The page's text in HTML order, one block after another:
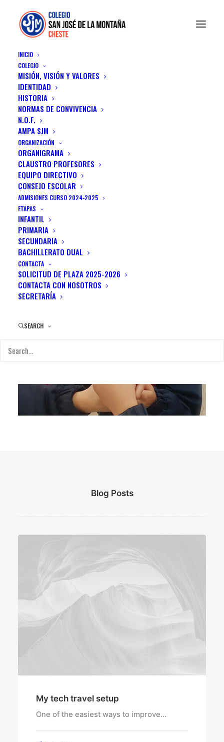
INICIO
COLEGIO
MISIÓN, VISIÓN Y VALORES
IDENTIDAD
HISTORIA
NORMAS DE CONVIVENCIA
N.O.F.
AMPA SJM
ORGANIZACIÓN
ORGANIGRAMA
CLAUSTRO PROFESORES
EQUIPO DIRECTIVO
CONSEJO ESCOLAR
ADMISIONES CURSO 2024-2025
ETAPAS
INFANTIL
PRIMARIA
SECUNDARIA
BACHILLERATO DUAL
CONTACTA
SOLICITUD DE PLAZA 2025-2026
CONTACTA CON NOSOTROS
SECRETARÍA
SEARCH
Media Carousels
Create advanced carousels with all your
media and post types. Combine from over
40+ amazing layout and settings.
Blog Posts
My tech travel setup
One of the easiest ways to improve…